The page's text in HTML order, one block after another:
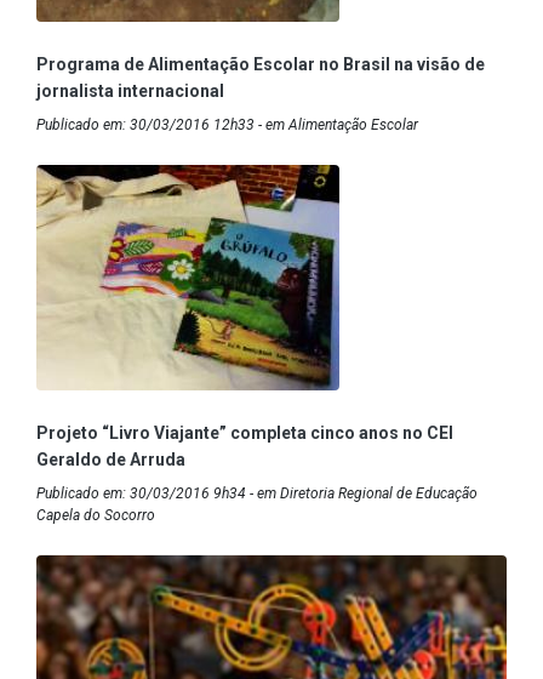
Programa de Alimentação Escolar no Brasil na visão de
jornalista internacional
Publicado em: 30/03/2016 12h33 - em Alimentação Escolar
Projeto “Livro Viajante” completa cinco anos no CEI
Geraldo de Arruda
Publicado em: 30/03/2016 9h34 - em Diretoria Regional de Educação
Capela do Socorro